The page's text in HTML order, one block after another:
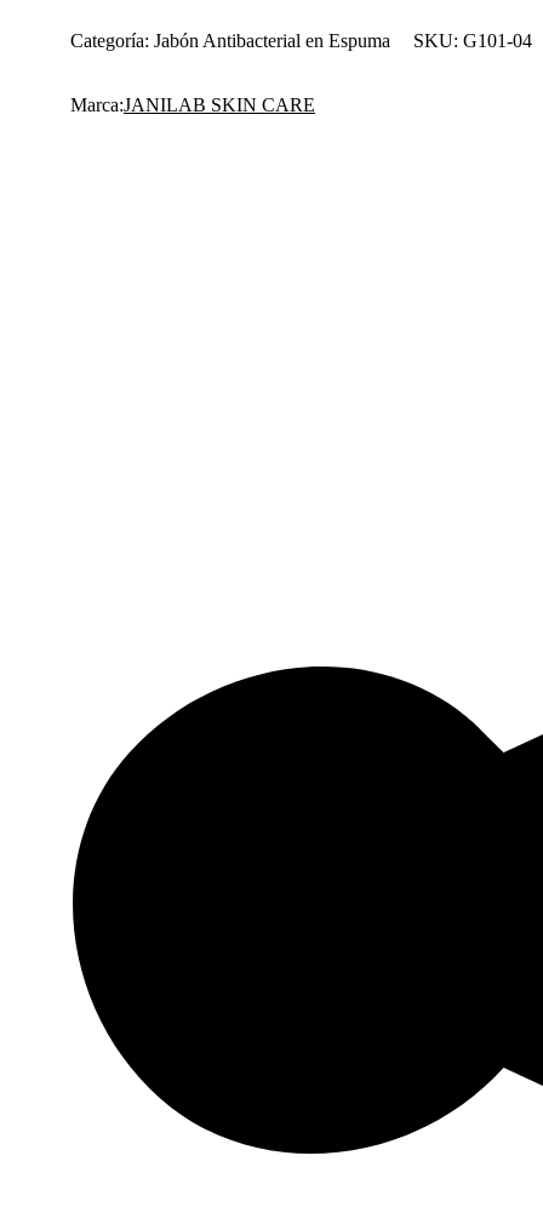
Categoría: Jabón Antibacterial en Espuma SKU: G101-04
Marca:JANILAB SKIN CARE